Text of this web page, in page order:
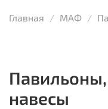
Главная МАФ
навесы